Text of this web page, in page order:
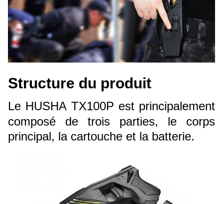
Structure du produit
Le HUSHA TX100P est principalement
composé de trois parties, le corps
principal, la cartouche et la batterie.